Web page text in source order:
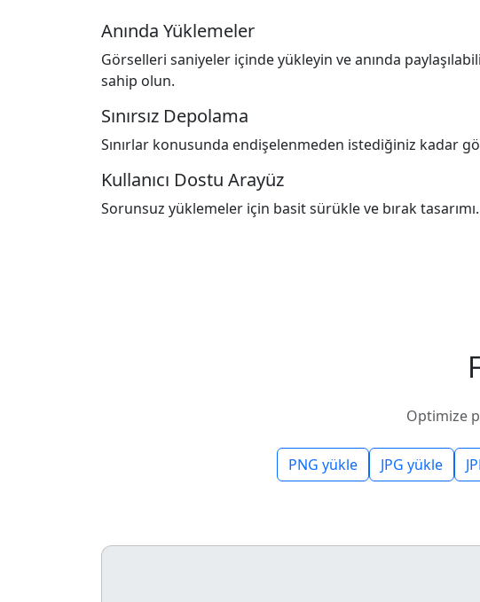
Anında Yüklemeler
Görselleri saniyeler içinde yükleyin ve anında
sahip olun.
Sınırsız Depolama
Sınırlar konusunda endişelenmeden istediğiniz kadar
Kullanıcı Dostu Arayüz
Sorunsuz yüklemeler için basit sürükle ve bırak tasarımı.
Optimize
PNG yükle JPG yükle